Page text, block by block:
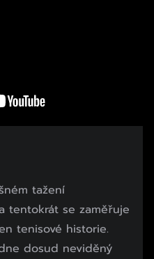
tažení
tentokrát se zaměřuje
tenisové historie.
dosud neviděný